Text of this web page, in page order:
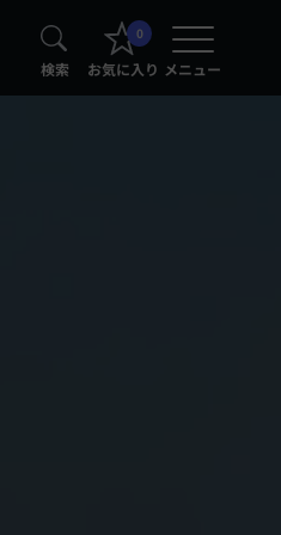
検索
0
お気に入り メニュー